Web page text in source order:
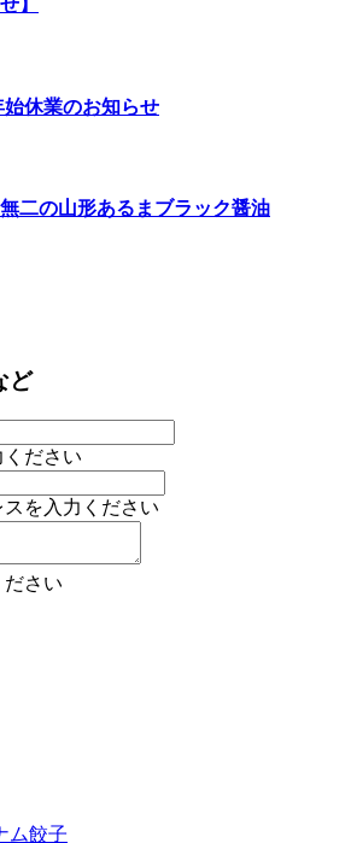
】
休業のお知らせ
二の山形あるまブラック醤油
ど
ださい
を入力ください
さい
ム餃子